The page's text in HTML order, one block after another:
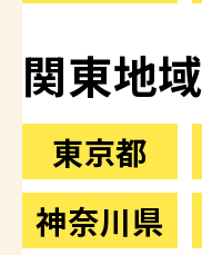
関東地域
東京都
神奈川県